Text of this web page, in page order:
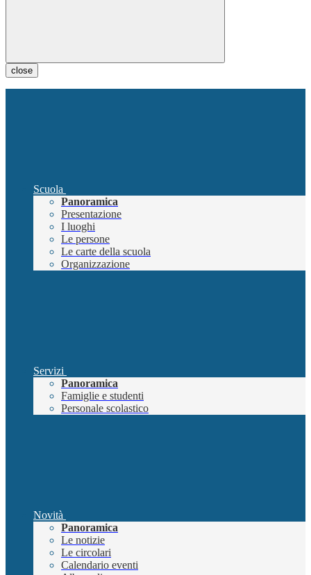
close
Scuola
Panoramica
Presentazione
I luoghi
Le persone
Le carte della scuola
Organizzazione
Servizi
Panoramica
Famiglie e studenti
Personale scolastico
Novità
Panoramica
Le notizie
Le circolari
Calendario eventi